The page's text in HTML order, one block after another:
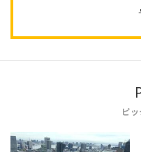
ピ